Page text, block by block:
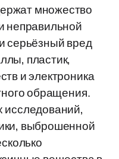
множество
неправильной
серьёзный вред
пластик,
и электроника
обращения.
исследований,
выброшенной